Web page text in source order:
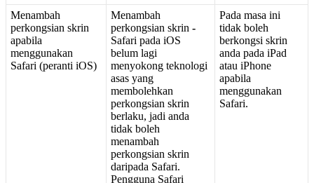
Menambah
perkongsian skrin
apabila
menggunakan
Safari (peranti iOS)
Menambah
perkongsian skrin -
Safari pada iOS
belum lagi
menyokong teknologi
asas yang
membolehkan
perkongsian skrin
berlaku, jadi anda
tidak boleh
menambah
perkongsian skrin
daripada Safari.
Pengguna Safari
Pada masa ini
tidak boleh
berkongsi skrin
anda pada iPad
atau iPhone
apabila
menggunakan
Safari.